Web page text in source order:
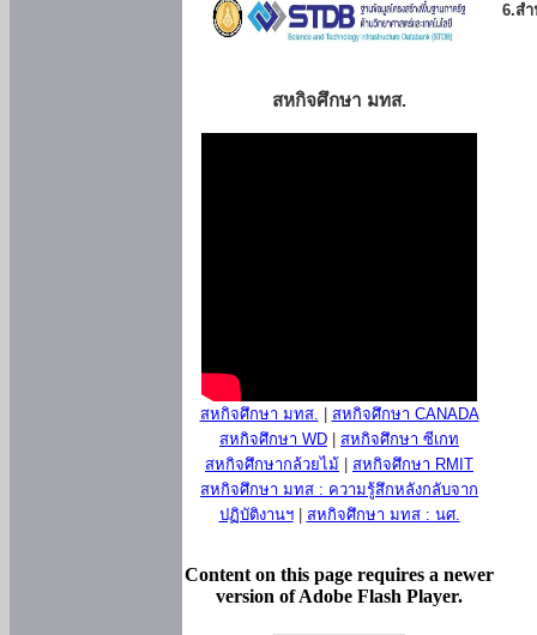
สหกิจศึกษา มทส.
สหกิจศึกษา มทส.
สหกิจศึกษา CANADA
สหกิจศึกษา WD
สหกิจศึกษา ซีเกท
สหกิจศึกษากล้วยไม้
สหกิจศึกษา RMIT
สหกิจศึกษา มทส : ความรู้สึกหลังกลับจาก
ปฏิบัติงานฯ| สหกิจศึกษา มทส : นศ.
Content on this page requires a newer
version of Adobe Flash Player.
6.ส